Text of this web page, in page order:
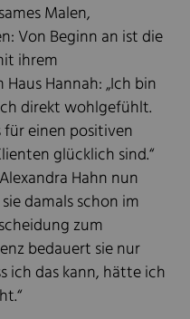
Malen,
Von Beginn an ist die
ihrem
Hannah: „Ich bin
direkt wohlgefühlt.
einen positiven
glücklich sind.“
Hahn nun
damals schon im
zum
bedauert sie nur
ich das kann, hätte ich